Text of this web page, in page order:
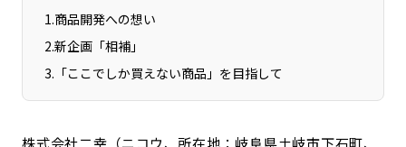
1.商品開発への想い
2.新企画「相補」
3. 「ここでしか買えない商品」を目指して
株式会社二幸（ニコウ、所在地：岐阜県土岐市下石町、